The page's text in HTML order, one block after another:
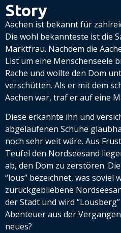
Story
Aachen ist bekannt für
Die wohl bekannteste ist die
Marktfrau. Nachdem die
List um eine Menschenseele
Rache und wollte den Dom
verschütten. Als er mit dem
Aachen war, traf er auf eine
Diese erkannte ihn und
abgelaufenen Schuhe
noch sehr weit wäre. Aus
Teufel den Nordseesand
ab, den Dom zu zerstören.
“lous” bezeichnet, was soviel
zurückgebliebene
der Stadt und wird
Abenteuer aus der
neues?